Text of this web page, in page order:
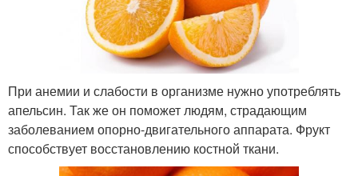
При анемии и слабости в организме нужно употреблять
апельсин. Так же он поможет людям, страдающим
заболеванием опорно-двигательного аппарата. Фрукт
способствует восстановлению костной ткани.